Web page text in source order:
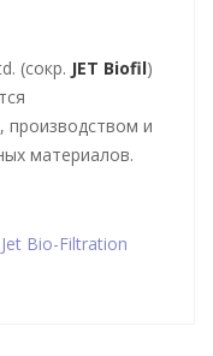
(сокр. JET Biofil)
производством и
материалов.
Bio-Filtration